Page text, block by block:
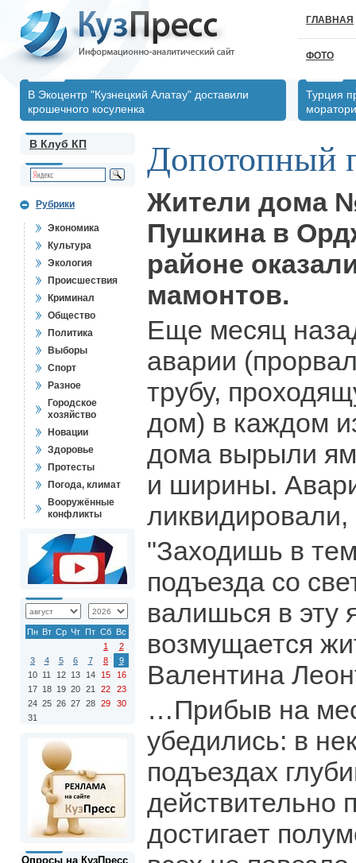
ГЛАВНАЯ
ФОТО
В Экоцентр "Кузнецкий Алатау" доставили
крошечного косуленка
Турция
В Клуб КП
Рубрики
Экономика
Культура
Экология
Происшествия
Криминал
Общество
Политика
Выборы
Спорт
Разное
Городское
хозяйство
Новации
Здоровье
Протесты
Погода, климат
Вооружённые
конфликты
Пн Вт Ср Чт Пт Сб Вс
1
2
3
4 5 6 7 8
9
10 11 12 13 14 15
16
17 18 19 20 21 22
23
24 25 26 27 28 29
30
31
Опросы на КузПресс
Допотопный
Жители дома
Пушкина в
районе
мамонтов.
Еще месяц
аварии
трубу,
дом) в каждом
дома вырыли
и ширины.
"Заходишь в
подъезда со
валишься в эту
возмущается
Валентина
…Прибыв на
убедились: в
подъездах
действительно
достигает